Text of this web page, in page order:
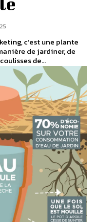
c’est une plante
de jardiner, de
de...